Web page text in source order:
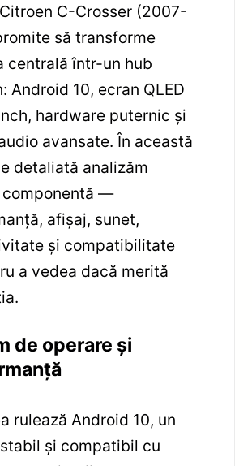
C-Crosser (2007-
să transforme
centrală într-un hub
Android 10, ecran QLED
hardware puternic și
avansate. În această
detaliată analizăm
—
afișaj, sunet,
și compatibilitate
a vedea dacă merită
de operare și
rulează Android 10, un
și compatibil cu